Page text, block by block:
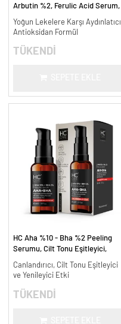
Arbutin %2, Ferulic Acid Serum,
ml.
Yoğun Lekelere Karşı Aydınlatıcı
Antioksidan Formül
TÜKENDİ
HC Aha %10 - Bha %2 Peeling
Serumu, Cilt Tonu Eşitleyici,
Canlandırıcı, Cilt Tonu Eşitleyici
ve Yenileyici Etki
TÜKENDİ